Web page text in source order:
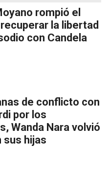
rompió el
la libertad
con Candela
de conflicto con
por los
Wanda Nara volvió
sus hijas